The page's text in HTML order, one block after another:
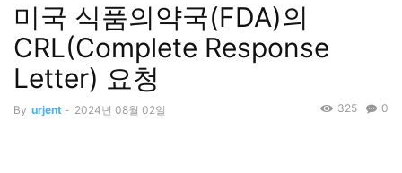
미국 식품의약국(FDA)의
CRL(Complete Response
Letter) 요청
By urjent - 2024년 08월 02일 0
325